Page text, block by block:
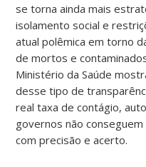
se torna ainda mais
isolamento social e
atual polêmica em torno
de mortos e
Ministério da Saúde
desse tipo de
real taxa de contágio,
governos não
com precisão e acerto.